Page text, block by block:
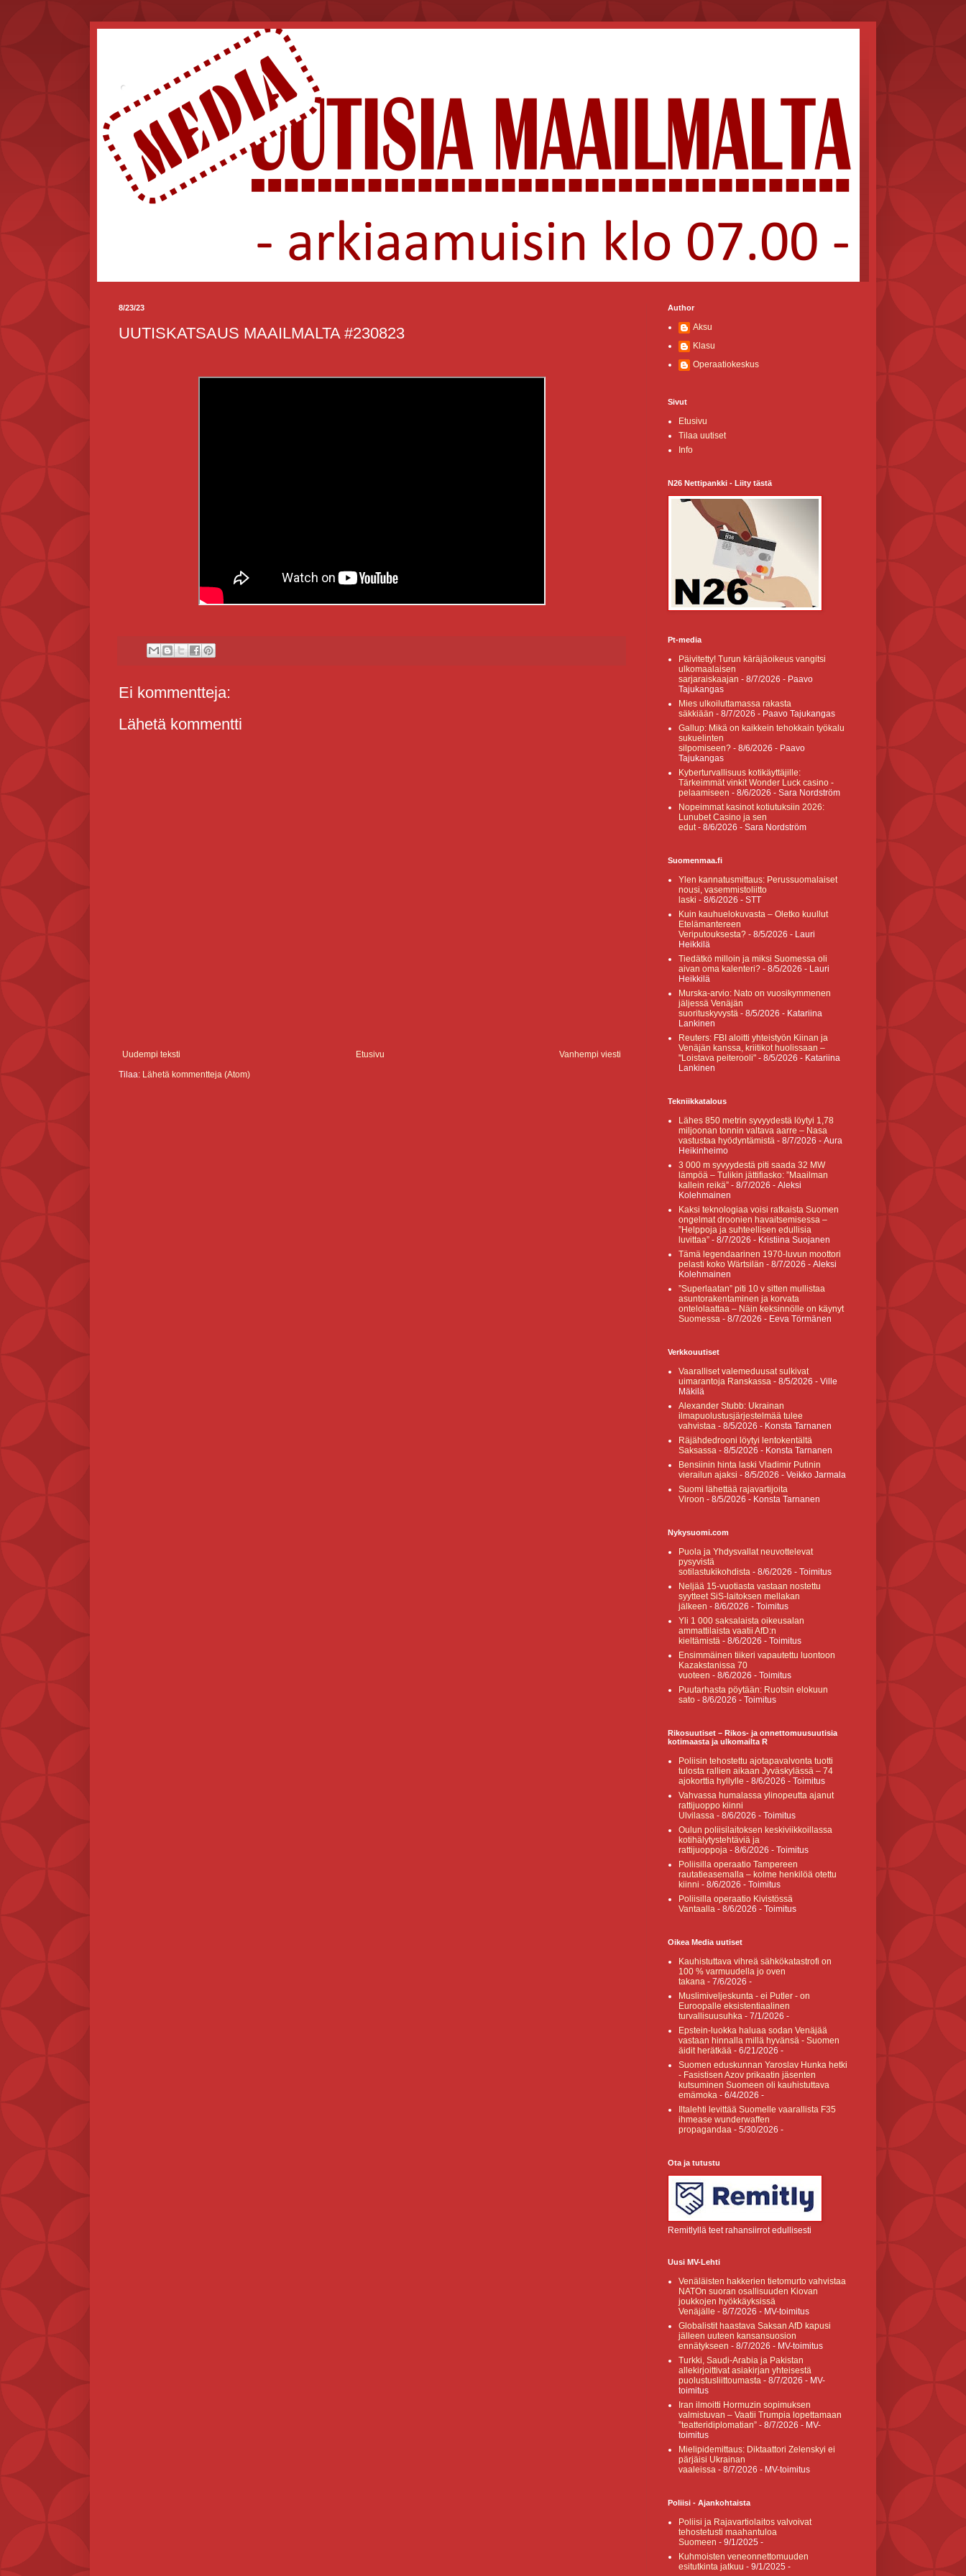
.
8/23/23
UUTISKATSAUS MAAILMALTA #230823
Ei kommentteja:
Lähetä kommentti
Uudempi teksti Vanhempi viesti
Etusivu
Tilaa: Lähetä kommentteja (Atom)
Author
Aksu
Klasu
Operaatiokeskus
Sivut
Etusivu
Tilaa uutiset
Info
N26 Nettipankki - Liity tästä
Pt-media
Päivitetty! Turun käräjäoikeus vangitsi
ulkomaalaisen
sarjaraiskaajan - 8/7/2026 - Paavo
Tajukangas
Mies ulkoiluttamassa rakasta
säkkiään - 8/7/2026 - Paavo Tajukangas
Gallup: Mikä on kaikkein tehokkain työkalu
sukuelinten
silpomiseen? - 8/6/2026 - Paavo
Tajukangas
Kyberturvallisuus kotikäyttäjille:
Tärkeimmät vinkit Wonder Luck casino -
pelaamiseen - 8/6/2026 - Sara Nordström
Nopeimmat kasinot kotiutuksiin 2026:
Lunubet Casino ja sen
edut- 8/6/2026 - Sara Nordström
Suomenmaa.fi
Ylen kannatusmittaus: Perussuomalaiset
nousi, vasemmistoliitto
laski - 8/6/2026 - STT
Kuin kauhuelokuvasta – Oletko kuullut
Etelämantereen
Veriputouksesta? - 8/5/2026 - Lauri
Heikkilä
Tiedätkö milloin ja miksi Suomessa oli
aivan oma kalenteri? - 8/5/2026 - Lauri
Heikkilä
Murska-arvio: Nato on vuosikymmenen
jäljessä Venäjän
suorituskyvystä - 8/5/2026 - Katariina
Lankinen
Reuters: FBI aloitti yhteistyön Kiinan ja
Venäjän kanssa, kriitikot huolissaan –
"Loistava peiterooli" - 8/5/2026 - Katariina
Lankinen
Tekniikkatalous
Lähes 850 metrin syvyydestä löytyi 1,78
miljoonan tonnin valtava aarre – Nasa
vastustaa hyödyntämistä - 8/7/2026 - Aura
Heikinheimo
3 000 m syvyydestä piti saada 32 MW
lämpöä – Tulikin jättifiasko: ”Maailman
kallein reikä” - 8/7/2026 - Aleksi
Kolehmainen
Kaksi teknologiaa voisi ratkaista Suomen
ongelmat droonien havaitsemisessa –
”Helppoja ja suhteellisen edullisia
luvittaa” - 8/7/2026 - Kristiina Suojanen
Tämä legendaarinen 1970-luvun moottori
pelasti koko Wärtsilän - 8/7/2026 - Aleksi
Kolehmainen
”Superlaatan” piti 10 v sitten mullistaa
asuntorakentaminen ja korvata
ontelolaattaa – Näin keksinnölle on käynyt
Suomessa - 8/7/2026 - Eeva Törmänen
Verkkouutiset
Vaaralliset valemeduusat sulkivat
uimarantoja Ranskassa - 8/5/2026 - Ville
Mäkilä
Alexander Stubb: Ukrainan
ilmapuolustusjärjestelmää tulee
vahvistaa - 8/5/2026 - Konsta Tarnanen
Räjähdedrooni löytyi lentokentältä
Saksassa - 8/5/2026 - Konsta Tarnanen
Bensiinin hinta laski Vladimir Putinin
vierailun ajaksi - 8/5/2026 - Veikko Jarmala
Suomi lähettää rajavartijoita
Viroon - 8/5/2026 - Konsta Tarnanen
Nykysuomi.com
Puola ja Yhdysvallat neuvottelevat
pysyvistä
sotilastukikohdista - 8/6/2026 - Toimitus
Neljää 15-vuotiasta vastaan nostettu
syytteet SiS-laitoksen mellakan
jälkeen - 8/6/2026 - Toimitus
Yli 1 000 saksalaista oikeusalan
ammattilaista vaatii AfD:n
kieltämistä - 8/6/2026 - Toimitus
Ensimmäinen tiikeri vapautettu luontoon
Kazakstanissa 70
vuoteen - 8/6/2026 - Toimitus
Puutarhasta pöytään: Ruotsin elokuun
sato - 8/6/2026 - Toimitus
Rikosuutiset – Rikos- ja onnettomuusuutisia
kotimaasta ja ulkomailta R
Poliisin tehostettu ajotapavalvonta tuotti
tulosta rallien aikaan Jyväskylässä – 74
ajokorttia hyllylle - 8/6/2026 - Toimitus
Vahvassa humalassa ylinopeutta ajanut
rattijuoppo kiinni
Ulvilassa - 8/6/2026 - Toimitus
Oulun poliisilaitoksen keskiviikkoillassa
kotihälytystehtäviä ja
rattijuoppoja - 8/6/2026 - Toimitus
Poliisilla operaatio Tampereen
rautatieasemalla – kolme henkilöä otettu
kiinni - 8/6/2026 - Toimitus
Poliisilla operaatio Kivistössä
Vantaalla - 8/6/2026 - Toimitus
Oikea Media uutiset
Kauhistuttava vihreä sähkökatastrofi on
100 % varmuudella jo oven
takana - 7/6/2026 -
Muslimiveljeskunta - ei Putler - on
Euroopalle eksistentiaalinen
turvallisuusuhka - 7/1/2026 -
Epstein-luokka haluaa sodan Venäjää
vastaan hinnalla millä hyvänsä - Suomen
äidit herätkää - 6/21/2026 -
Suomen eduskunnan Yaroslav Hunka hetki
- Fasistisen Azov prikaatin jäsenten
kutsuminen Suomeen oli kauhistuttava
emämoka - 6/4/2026 -
Iltalehti levittää Suomelle vaarallista F35
ihmease wunderwaffen
propagandaa - 5/30/2026 -
Ota ja tutustu
Remitlyllä teet rahansiirrot edullisesti
Uusi MV-Lehti
Venäläisten hakkerien tietomurto vahvistaa
NATOn suoran osallisuuden Kiovan
joukkojen hyökkäyksissä
Venäjälle - 8/7/2026 - MV-toimitus
Globalistit haastava Saksan AfD kapusi
jälleen uuteen kansansuosion
ennätykseen - 8/7/2026 - MV-toimitus
Turkki, Saudi-Arabia ja Pakistan
allekirjoittivat asiakirjan yhteisestä
puolustusliittoumasta - 8/7/2026 - MV-
toimitus
Iran ilmoitti Hormuzin sopimuksen
valmistuvan – Vaatii Trumpia lopettamaan
”teatteridiplomatian” - 8/7/2026 - MV-
toimitus
Mielipidemittaus: Diktaattori Zelenskyi ei
pärjäisi Ukrainan
vaaleissa - 8/7/2026 - MV-toimitus
Poliisi - Ajankohtaista
Poliisi ja Rajavartiolaitos valvoivat
tehostetusti maahantuloa
Suomeen - 9/1/2025 -
Kuhmoisten veneonnettomuuden
esitutkinta jatkuu - 9/1/2025 -